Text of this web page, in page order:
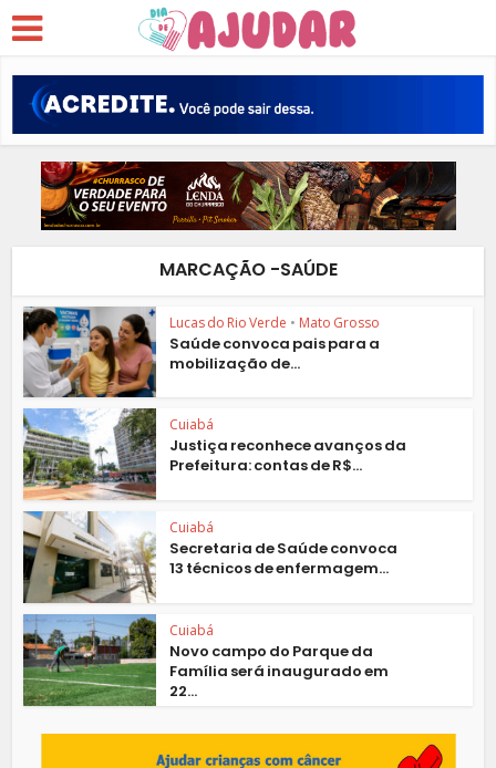
MARCAÇÃO -SAÚDE
Lucas do Rio Verde • Mato Grosso
Saúde convoca pais para a
mobilização de...
Cuiabá
Justiça reconhece avanços da
Prefeitura: contas de R$...
Cuiabá
Secretaria de Saúde convoca
13 técnicos de enfermagem...
Cuiabá
Novo campo do Parque da
Família será inaugurado em
22...